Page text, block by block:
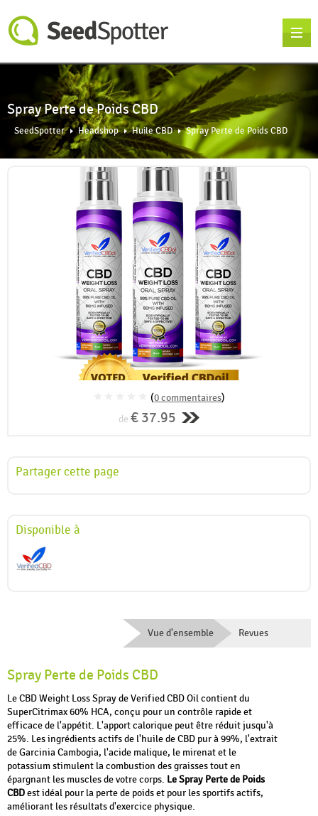
Spray Perte de Poids CBD
SeedSpotter Headshop Huile CBD Spray Perte de Poids CBD
(0 commentaires)
de€ 37.95
Partager cette page
Disponible à
Vue d'ensemble Revues
Spray Perte de Poids CBD
Le CBD Weight Loss Spray de Verified CBD Oil contient du
SuperCitrimax 60% HCA, conçu pour un contrôle rapide et
efficace de l'appétit. L'apport calorique peut être réduit jusqu'à
25%. Les ingrédients actifs de l'huile de CBD pur à 99%, l'extrait
de Garcinia Cambogia, l'acide malique, le mirenat et le
potassium stimulent la combustion des graisses tout en
épargnant les muscles de votre corps. Le Spray Perte de Poids
CBDest idéal pour la perte de poids et pour les sportifs actifs,
améliorant les résultats d'exercice physique.